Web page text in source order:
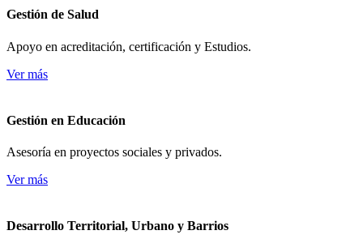
Gestión de Salud
Apoyo en acreditación, certificación y Estudios.
Ver más
Gestión en Educación
Asesoría en proyectos sociales y privados.
Ver más
Desarrollo Territorial, Urbano y Barrios